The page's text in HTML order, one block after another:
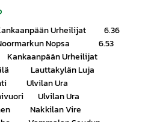
Urheilijat 6.36
Noormarkun Nopsa 6.53
Kankaanpään Urheilijat
Lauttakylän Luja
Lahti Ulvilan Ura
Ulvilan Ura
Nakkilan Vire